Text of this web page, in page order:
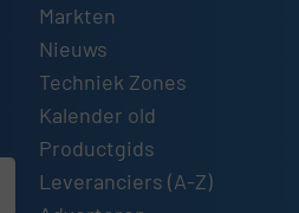
Markten
Nieuws
Techniek Zones
Kalender old
Productgids
Leveranciers (A-Z)